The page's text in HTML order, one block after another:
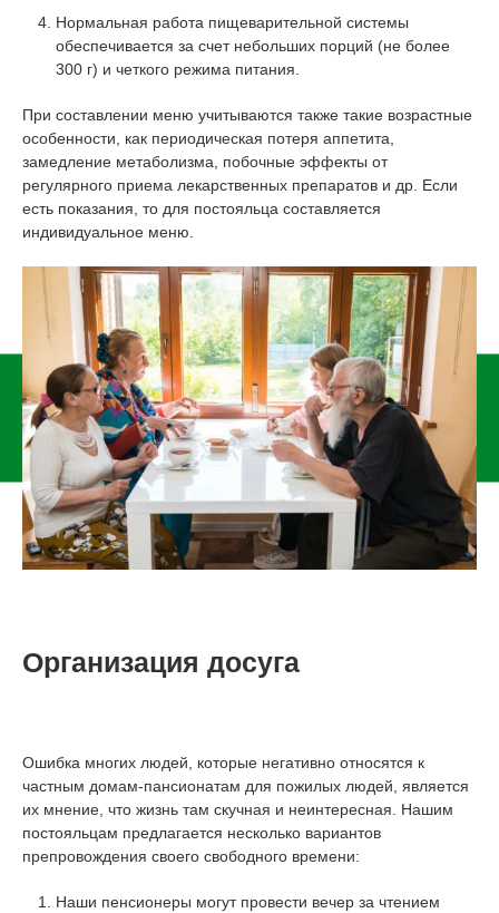
Нормальная работа пищеварительной системы
обеспечивается за счет небольших порций (не более
300 г) и четкого режима питания.
При составлении меню учитываются также такие возрастные
особенности, как периодическая потеря аппетита,
замедление метаболизма, побочные эффекты от
регулярного приема лекарственных препаратов и др. Если
есть показания, то для постояльца составляется
индивидуальное меню.
Организация досуга
Ошибка многих людей, которые негативно относятся к
частным домам-пансионатам для пожилых людей, является
их мнение, что жизнь там скучная и неинтересная. Нашим
постояльцам предлагается несколько вариантов
препровождения своего свободного времени:
Наши пенсионеры могут провести вечер за чтением